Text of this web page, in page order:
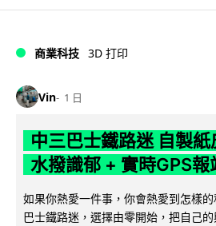
商業科技 3D 打印
Vin 1 日
中三巴士鐵路迷 自製
水撥識郁 + 實時GPS報
如果你熱愛一件事，你會熱愛到怎樣
巴士鐵路迷，選擇由零開始，把自己